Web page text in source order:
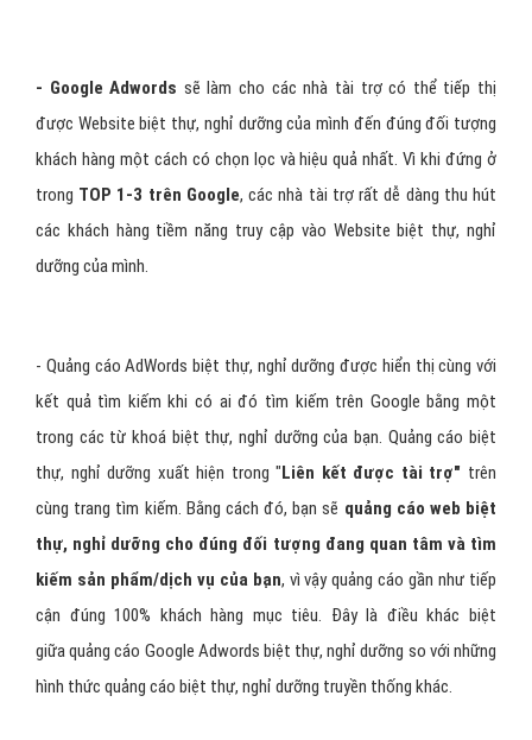
- Google Adwords sẽ làm cho các nhà tài trợ có thể tiếp thị
được Website biệt thự, nghỉ dưỡng của mình đến đúng đối tượng
khách hàng một cách có chọn lọc và hiệu quả nhất. Vì khi đứng ở
trong TOP 1-3 trên Google, các nhà tài trợ rất dễ dàng thu hút
các khách hàng tiềm năng truy cập vào Website biệt thự, nghỉ
dưỡng của mình.
- Quảng cáo AdWords biệt thự, nghỉ dưỡng được hiển thị cùng với
kết quả tìm kiếm khi có ai đó tìm kiếm trên Google bằng một
trong các từ khoá biệt thự, nghỉ dưỡng của bạn. Quảng cáo biệt
thự, nghỉ dưỡng xuất hiện trong " Liên kết được tài trợ" trên
cùng trang tìm kiếm. Bằng cách đó, bạn sẽ quảng cáo web biệt
thự, nghỉ dưỡng cho đúng đối tượng đang quan tâm và tìm
kiếm sản phẩm/dịch vụ của bạn, vì vậy quảng cáo gần như tiếp
cận đúng 100% khách hàng mục tiêu. Đây là điều khác biệt
giữa quảng cáo Google Adwords biệt thự, nghỉ dưỡng so với những
hình thức quảng cáo biệt thự, nghỉ dưỡng truyền thống khác.